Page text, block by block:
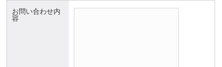
お問い合わせ内
容